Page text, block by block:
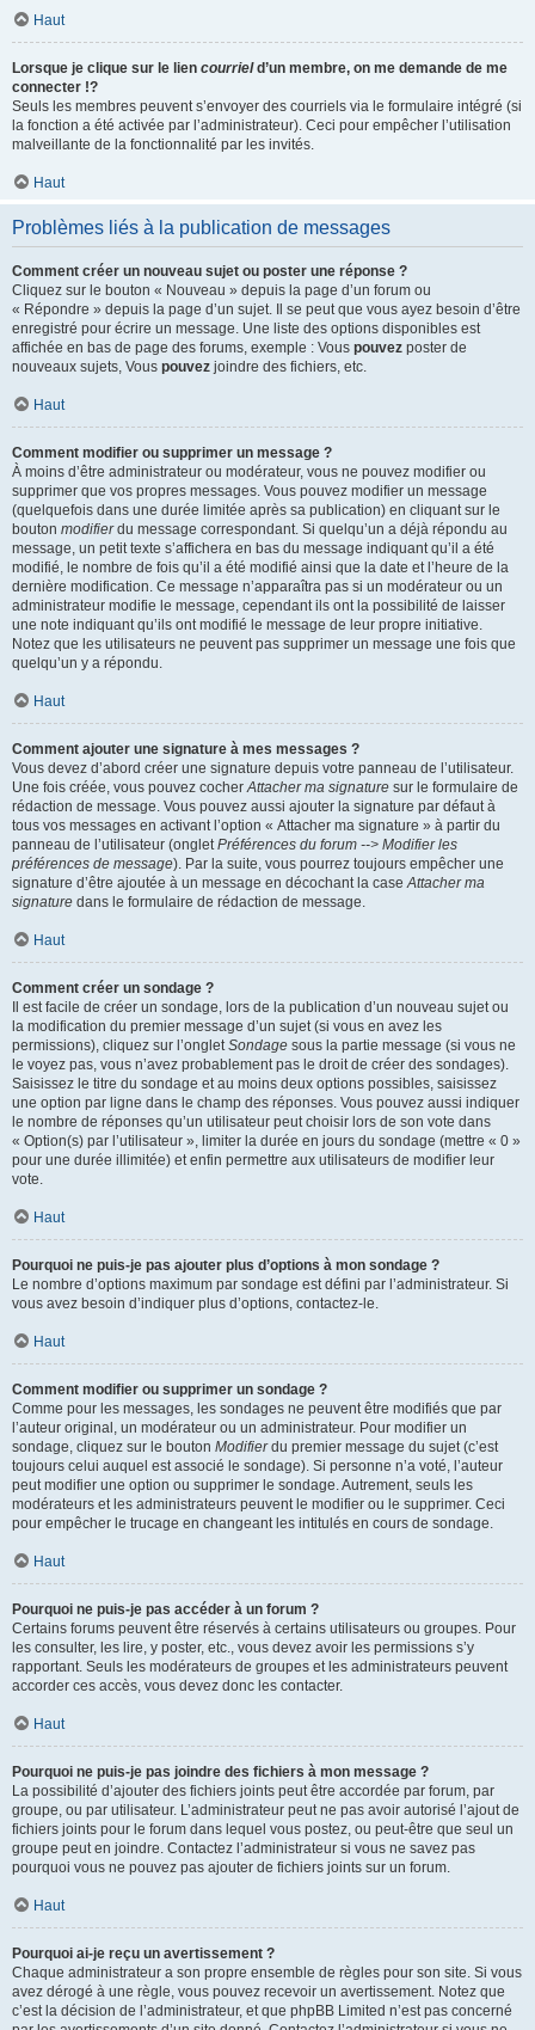
Haut
Lorsque je clique sur le lien courrield’un membre, on me demande de me
connecter !?
Seuls les membres peuvent s’envoyer des courriels via le formulaire intégré (si
la fonction a été activée par l’administrateur). Ceci pour empêcher l’utilisation
malveillante de la fonctionnalité par les invités.
Haut
Problèmes liés à la publication de messages
Comment créer un nouveau sujet ou poster une réponse ?
Cliquez sur le bouton « Nouveau » depuis la page d’un forum ou
« Répondre » depuis la page d’un sujet. Il se peut que vous ayez besoin d’être
enregistré pour écrire un message. Une liste des options disponibles est
affichée en bas de page des forums, exemple : Vous pouvez poster de
nouveaux sujets, Vous pouvez joindre des fichiers, etc.
Haut
Comment modifier ou supprimer un message ?
À moins d’être administrateur ou modérateur, vous ne pouvez modifier ou
supprimer que vos propres messages. Vous pouvez modifier un message
(quelquefois dans une durée limitée après sa publication) en cliquant sur le
bouton modifierdu message correspondant. Si quelqu’un a déjà répondu au
message, un petit texte s’affichera en bas du message indiquant qu’il a été
modifié, le nombre de fois qu’il a été modifié ainsi que la date et l’heure de la
dernière modification. Ce message n’apparaîtra pas si un modérateur ou un
administrateur modifie le message, cependant ils ont la possibilité de laisser
une note indiquant qu’ils ont modifié le message de leur propre initiative.
Notez que les utilisateurs ne peuvent pas supprimer un message une fois que
quelqu’un y a répondu.
Haut
Comment ajouter une signature à mes messages ?
Vous devez d’abord créer une signature depuis votre panneau de l’utilisateur.
Une fois créée, vous pouvez cocherAttacher ma signature sur le formulaire de
rédaction de message. Vous pouvez aussi ajouter la signature par défaut à
tous vos messages en activant l’option « Attacher ma signature » à partir du
panneau de l’utilisateur (ongletPréférences du forum --> Modifier les
préférences de message). Par la suite, vous pourrez toujours empêcher une
signature d’être ajoutée à un message en décochant la caseAttacher ma
signature dans le formulaire de rédaction de message.
Haut
Comment créer un sondage ?
Il est facile de créer un sondage, lors de la publication d’un nouveau sujet ou
la modification du premier message d’un sujet (si vous en avez les
permissions), cliquez sur l’ongletSondage sous la partie message (si vous ne
le voyez pas, vous n’avez probablement pas le droit de créer des sondages).
Saisissez le titre du sondage et au moins deux options possibles, saisissez
une option par ligne dans le champ des réponses. Vous pouvez aussi indiquer
le nombre de réponses qu’un utilisateur peut choisir lors de son vote dans
« Option(s) par l’utilisateur », limiter la durée en jours du sondage (mettre « 0 »
pour une durée illimitée) et enfin permettre aux utilisateurs de modifier leur
vote.
Haut
Pourquoi ne puis-je pas ajouter plus d’options à mon sondage ?
Le nombre d’options maximum par sondage est défini par l’administrateur. Si
vous avez besoin d’indiquer plus d’options, contactez-le.
Haut
Comment modifier ou supprimer un sondage ?
Comme pour les messages, les sondages ne peuvent être modifiés que par
l’auteur original, un modérateur ou un administrateur. Pour modifier un
sondage, cliquez sur le bouton Modifierdu premier message du sujet (c’est
toujours celui auquel est associé le sondage). Si personne n’a voté, l’auteur
peut modifier une option ou supprimer le sondage. Autrement, seuls les
modérateurs et les administrateurs peuvent le modifier ou le supprimer. Ceci
pour empêcher le trucage en changeant les intitulés en cours de sondage.
Haut
Pourquoi ne puis-je pas accéder à un forum ?
Certains forums peuvent être réservés à certains utilisateurs ou groupes. Pour
les consulter, les lire, y poster, etc., vous devez avoir les permissions s’y
rapportant. Seuls les modérateurs de groupes et les administrateurs peuvent
accorder ces accès, vous devez donc les contacter.
Haut
Pourquoi ne puis-je pas joindre des fichiers à mon message ?
La possibilité d’ajouter des fichiers joints peut être accordée par forum, par
groupe, ou par utilisateur. L’administrateur peut ne pas avoir autorisé l’ajout de
fichiers joints pour le forum dans lequel vous postez, ou peut-être que seul un
groupe peut en joindre. Contactez l’administrateur si vous ne savez pas
pourquoi vous ne pouvez pas ajouter de fichiers joints sur un forum.
Haut
Pourquoi ai-je reçu un avertissement ?
Chaque administrateur a son propre ensemble de règles pour son site. Si vous
avez dérogé à une règle, vous pouvez recevoir un avertissement. Notez que
c’est la décision de l’administrateur, et que phpBB Limited n’est pas concerné